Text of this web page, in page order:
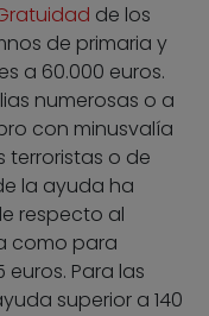
de los
de primaria y
a 60.000 euros.
numerosas o a
con minusvalía
terroristas o de
la ayuda ha
respecto al
como para
Para las
superior a 140